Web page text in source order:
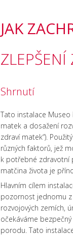
JAK
ZLEPŠENÍ
Shrnutí
Tato instalace
matek a dosažení
zdraví matek“).
různých faktorů, jež
k potřebné zdravotní
matčina života je
Hlavním cílem
pozornost jednomu z
rozvojových zemích,
očekáváme
porodu. Tato